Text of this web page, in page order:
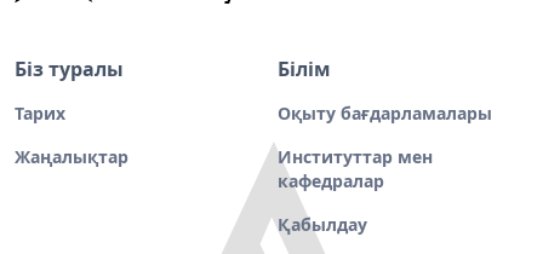
Біз туралы
Тарих
Жаңалықтар
Білім
Оқыту бағдарламалары
Институттар мен
кафедралар
Қабылдау